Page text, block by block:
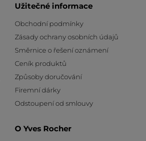
Užitečné informace
Obchodní podmínky
Zásady ochrany osobních údajů
Směrnice o řešení oznámení
Ceník produktů
Způsoby doručování
Firemní dárky
Odstoupení od smlouvy
O Yves Rocher